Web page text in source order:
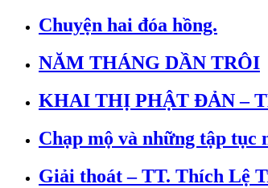
Chuyện hai đóa hồng.
NĂM THÁNG DẦN TRÔI
KHAI THỊ PHẬT ĐẢN –
Chạp mộ và những tập tục
Giải thoát – TT. Thích Lệ